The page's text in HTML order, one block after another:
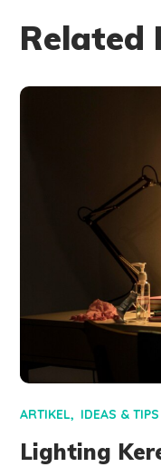
Related
ARTIKEL IDEAS & TIPS
Lighting